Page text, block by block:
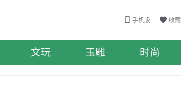
手机版 收藏
文玩 玉雕 时尚